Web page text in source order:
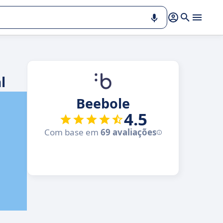
Beebole
4.5
Com base em 69 avaliações